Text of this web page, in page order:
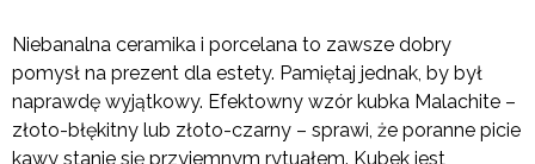
Niebanalna ceramika i porcelana to zawsze dobry
pomysł na prezent dla estety. Pamiętaj jednak, by był
naprawdę wyjątkowy. Efektowny wzór kubka Malachite –
złoto-błękitny lub złoto-czarny – sprawi, że poranne picie
kawy stanie się przyjemnym rytuałem. Kubek jest